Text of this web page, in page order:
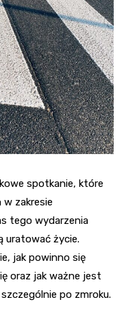
spotkanie, które
w zakresie
tego wydarzenia
uratować życie.
jak powinno się
oraz jak ważne jest
po zmroku.